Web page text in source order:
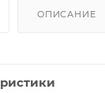
ОПИСАНИЕ